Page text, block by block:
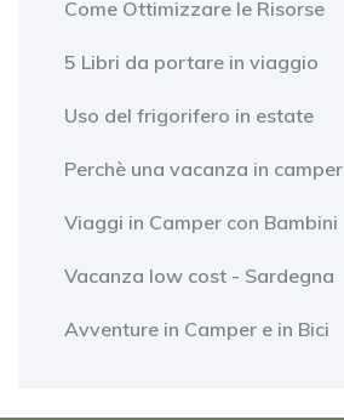
Come Ottimizzare le Risorse
5 Libri da portare in viaggio
Uso del frigorifero in estate
Perchè una vacanza in camper
Viaggi in Camper con Bambini
Vacanza low cost - Sardegna
Avventure in Camper e in Bici